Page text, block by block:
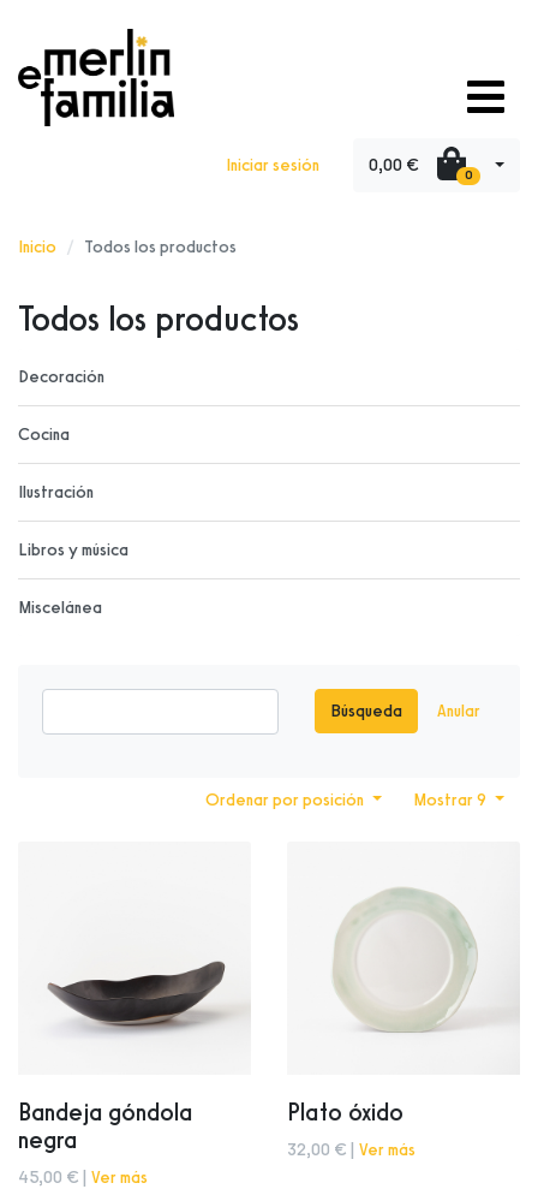
Iniciar sesión 0,00 € 0
Inicio Todos los productos
Todos los productos
Decoración
Cocina
Ilustración
Libros y música
Miscelánea
Búsqueda Anular
Mostrar 9
Ordenar por posición
Bandeja góndola
negra
45,00 € | Ver más
Plato óxido
32,00 € | Ver más